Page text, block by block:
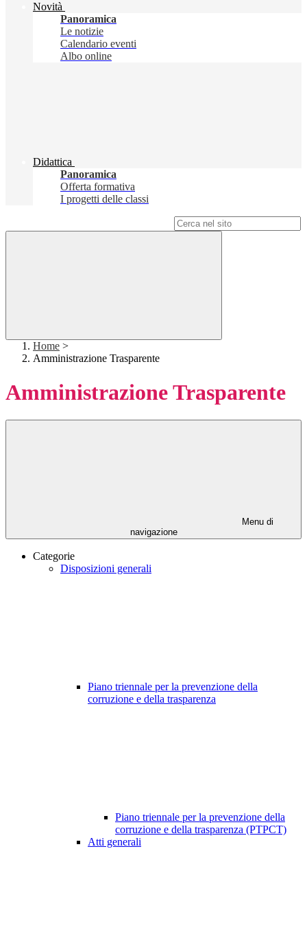
Novità
Panoramica
Le notizie
Calendario eventi
Albo online
Didattica
Panoramica
Offerta formativa
I progetti delle classi
Home >
Amministrazione Trasparente
Amministrazione Trasparente
Menu di
navigazione
Categorie
Disposizioni generali
Piano triennale per la prevenzione della
corruzione e della trasparenza
Piano triennale per la prevenzione della
corruzione e della trasparenza (PTPCT)
Atti generali